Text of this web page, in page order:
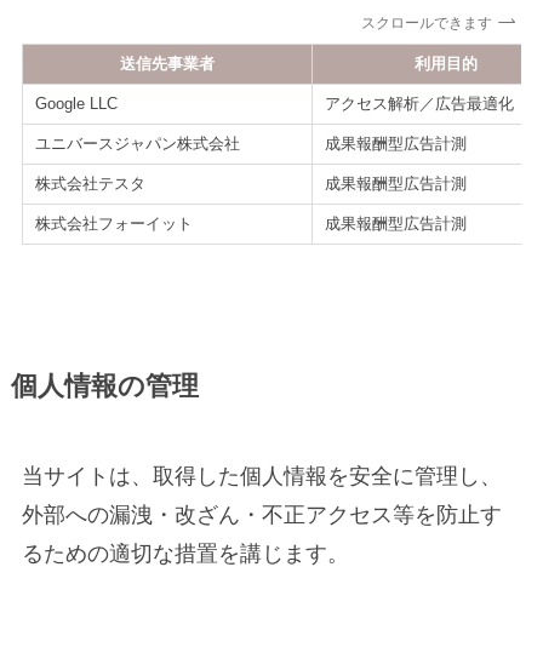
スクロールできます
送信先事業者 利用目的
Google LLC アクセス解析／広告最適化
ユニバースジャパン株式会社 成果報酬型広告計測
株式会社テスタ 成果報酬型広告計測
株式会社フォーイット 成果報酬型広告計測
個人情報の管理
当サイトは、取得した個人情報を安全に管理し、
外部への漏洩・改ざん・不正アクセス等を防止す
るための適切な措置を講じます。